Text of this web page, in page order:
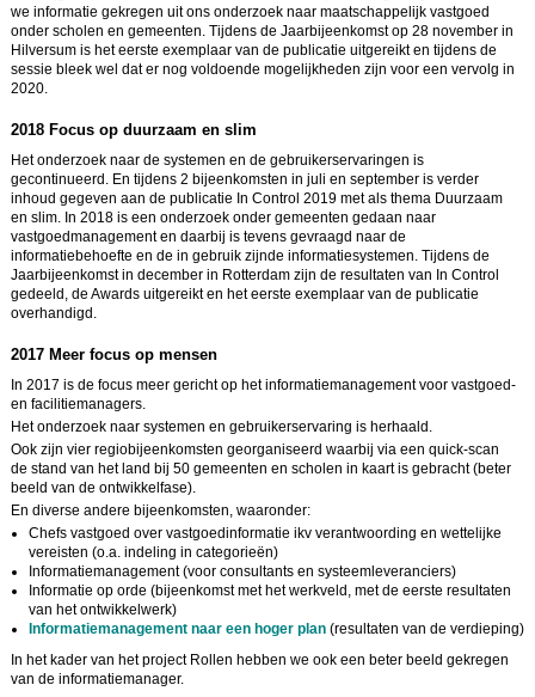
we informatie gekregen uit ons onderzoek naar maatschappelijk vastgoed
onder scholen en gemeenten. Tijdens de Jaarbijeenkomst op 28 november in
Hilversum is het eerste exemplaar van de publicatie uitgereikt en tijdens de
sessie bleek wel dat er nog voldoende mogelijkheden zijn voor een vervolg in
2020.
2018 Focus op duurzaam en slim
Het onderzoek naar de systemen en de gebruikerservaringen is
gecontinueerd. En tijdens 2 bijeenkomsten in juli en september is verder
inhoud gegeven aan de publicatie In Control 2019 met als thema Duurzaam
en slim. In 2018 is een onderzoek onder gemeenten gedaan naar
vastgoedmanagement en daarbij is tevens gevraagd naar de
informatiebehoefte en de in gebruik zijnde informatiesystemen. Tijdens de
Jaarbijeenkomst in december in Rotterdam zijn de resultaten van In Control
gedeeld, de Awards uitgereikt en het eerste exemplaar van de publicatie
overhandigd.
2017 Meer focus op mensen
In 2017 is de focus meer gericht op het informatiemanagement voor vastgoed-
en facilitiemanagers.
Het onderzoek naar systemen en gebruikerservaring is herhaald.
Ook zijn vier regiobijeenkomsten georganiseerd waarbij via een quick-scan
de stand van het land bij 50 gemeenten en scholen in kaart is gebracht (beter
beeld van de ontwikkelfase).
En diverse andere bijeenkomsten, waaronder:
Chefs vastgoed over vastgoedinformatie ikv verantwoording en wettelijke
vereisten (o.a. indeling in categorieën)
Informatiemanagement (voor consultants en systeemleveranciers)
Informatie op orde (bijeenkomst met het werkveld, met de eerste resultaten
van het ontwikkelwerk)
Informatiemanagement naar een hoger plan(resultaten van de verdieping)
In het kader van het project Rollen hebben we ook een beter beeld gekregen
van de informatiemanager.